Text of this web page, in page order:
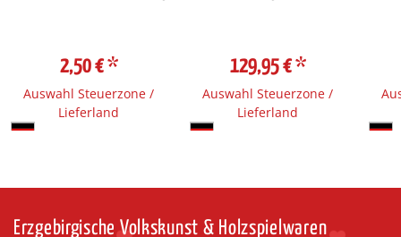
2,50 €*
Auswahl Steuerzone /
Lieferland
129,95 €*
Auswahl Steuerzone /
Lieferland
Erzgebirgische Volkskunst & Holzspielwaren